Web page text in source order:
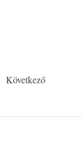
Következő